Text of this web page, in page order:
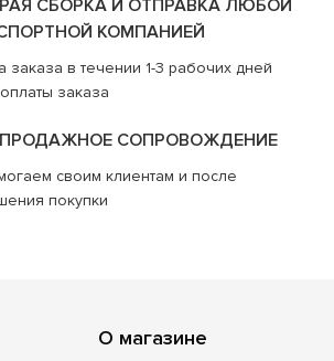
СБОРКА И ОТПРАВКА ЛЮБОЙ
КОМПАНИЕЙ
заказа в течении 1-3 рабочих дней
заказа
СОПРОВОЖДЕНИЕ
своим клиентам и после
покупки
О магазине